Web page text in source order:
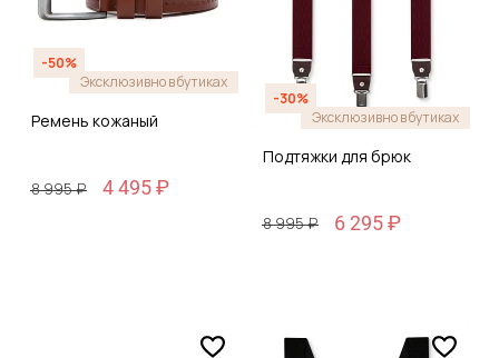
-50%
Эксклюзивно в бутиках
Ремень кожаный
8 995 ₽ 4 495 ₽
-30%
Эксклюзивно в бутиках
Подтяжки для брюк
8 995 ₽ 6 295 ₽